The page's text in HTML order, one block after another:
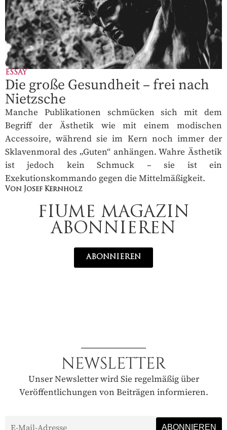
ESSAY
Die große Gesundheit – frei nach
Nietzsche
Manche Publikationen schmücken sich mit dem
Begriff der Ästhetik wie mit einem modischen
Accessoire, während sie im Kern noch immer der
Sklavenmoral des „Guten“ anhängen. Wahre Ästhetik
ist jedoch kein Schmuck – sie ist ein
Exekutionskommando gegen die Mittelmäßigkeit.
Von Josef Kernholz
FIUME MAGAZIN
ABONNIEREN
ABONNIEREN
NEWSLETTER
Unser Newsletter wird Sie regelmäßig über
Veröffentlichungen von Beiträgen informieren.